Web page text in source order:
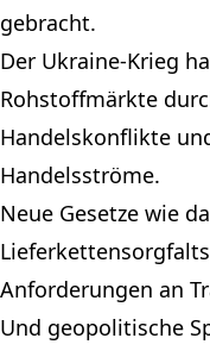
gebracht.
Der Ukraine-Krieg
Rohstoffmärkte
Handelskonflikte
Handelsströme.
Neue Gesetze wie
Anforderungen an
Und geopolitische